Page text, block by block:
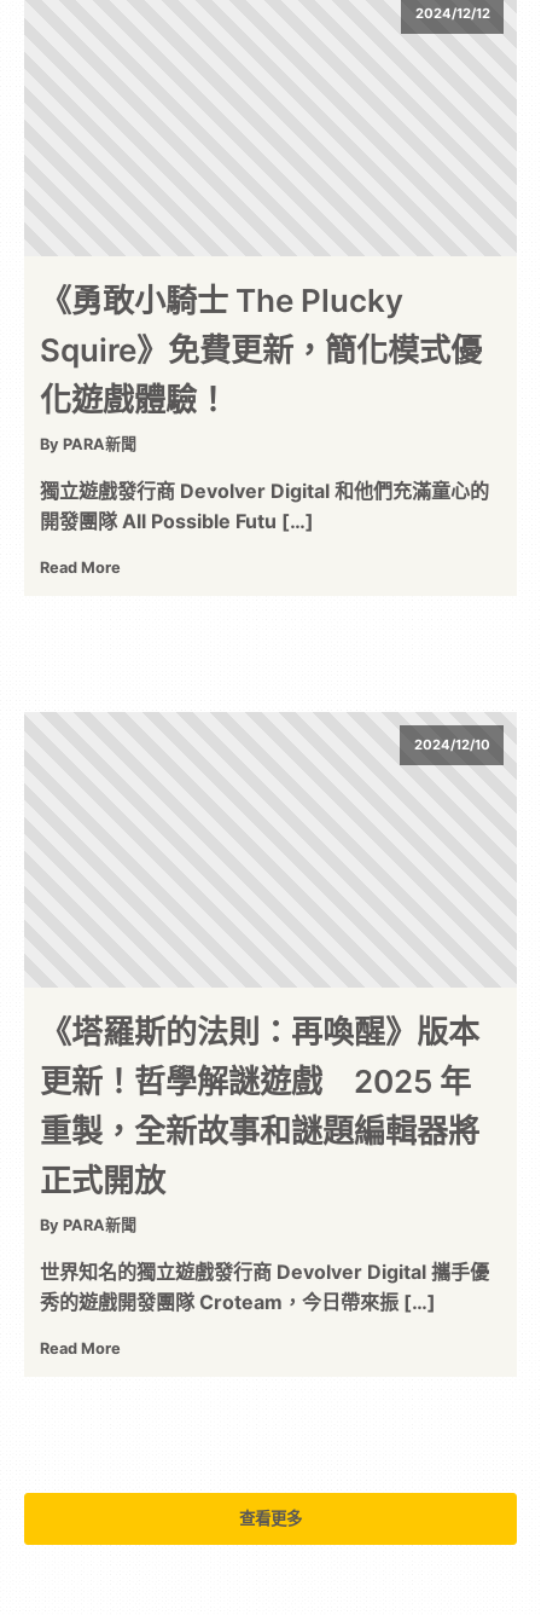
2024/12/12
《勇敢小騎士 The Plucky
Squire》免費更新，簡化模式優
化遊戲體驗！
By PARA新聞
獨立遊戲發行商 Devolver Digital 和他們充滿童心的
開發團隊 All Possible Futu […]
Read More
2024/12/10
《塔羅斯的法則：再喚醒》版本
更新！哲學解謎遊戲 2025 年
重製，全新故事和謎題編輯器將
正式開放
By PARA新聞
世界知名的獨立遊戲發行商 Devolver Digital 攜手優
秀的遊戲開發團隊 Croteam，今日帶來振 […]
Read More
查看更多